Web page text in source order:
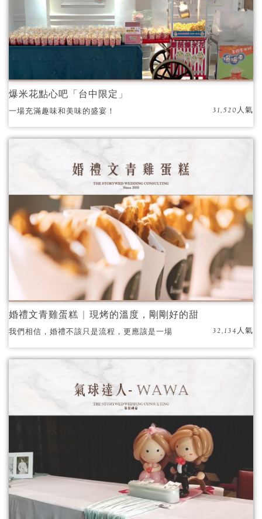
爆米花點心吧「台中限定」
一場充滿趣味和美味的盛宴！ 31,520人氣
婚禮文青雞蛋糕 | 現烤的溫度，剛剛好的甜
我們相信，婚禮不該只是流程，更應該是一場
32,134人氣